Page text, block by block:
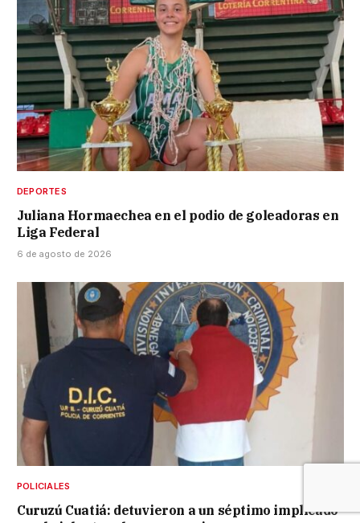
DEPORTES
Juliana Hormaechea en el podio de goleadoras en
Liga Federal
6 de agosto de 2026
POLICIALES
Curuzú Cuatiá: detuvieron a un séptimo implicado